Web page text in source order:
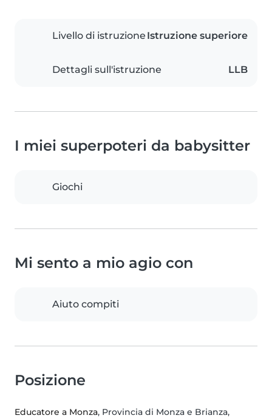
Livello di istruzione Istruzione superiore
Dettagli sull'istruzione LLB
I miei superpoteri da babysitter
Giochi
Mi sento a mio agio con
Aiuto compiti
Posizione
Educatore a Monza, Provincia di Monza e Brianza,